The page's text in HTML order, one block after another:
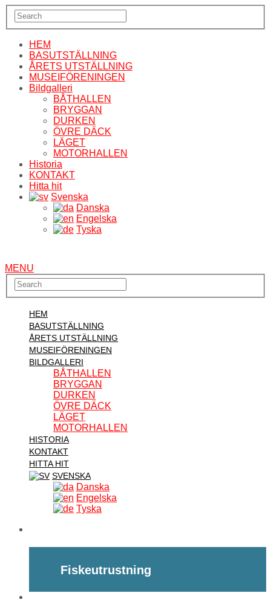
HEM
BASUTSTÄLLNING
ÅRETS UTSTÄLLNING
MUSEIFÖRENINGEN
Bildgalleri
BÅTHALLEN
BRYGGAN
DURKEN
ÖVRE DÄCK
LÄGET
MOTORHALLEN
Historia
KONTAKT
Hitta hit
Svenska
Danska
Engelska
Tyska
MENU
HEM
BASUTSTÄLLNING
ÅRETS UTSTÄLLNING
MUSEIFÖRENINGEN
BILDGALLERI
BÅTHALLEN
BRYGGAN
DURKEN
ÖVRE DÄCK
LÄGET
MOTORHALLEN
HISTORIA
KONTAKT
HITTA HIT
SVENSKA
Danska
Engelska
Tyska
Fiskeutrustning